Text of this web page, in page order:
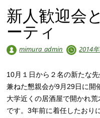
新人歓迎会
ーティ
mimura_admin 2014
10月１日から２名の新たな
兼ねた懇親会が9月29日に開
大学近くの居酒屋で開かれ
です。3年前に着任したおり